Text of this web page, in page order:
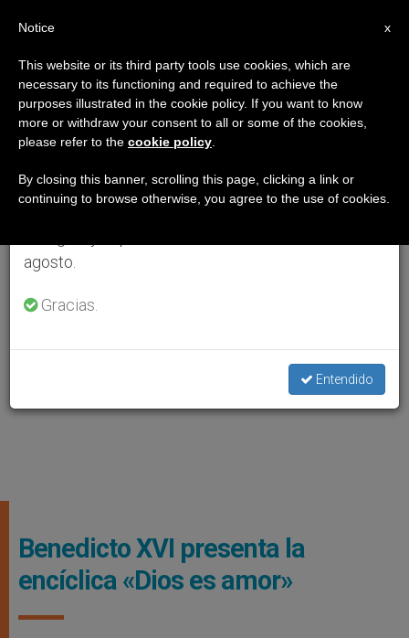
Benedicto XVI presenta la
encíclica «Dios es amor»
×
Aviso importante
Del 27 de julio al 7 de agosto haremos la pausa
anual, aprovechando que en el periodo de verano
se generan menos informaciones y también el
agosto.
Gracias.
Entendido
x
Notice
This website or its third party tools use cookies, which are
necessary to its functioning and required to achieve the
purposes illustrated in the cookie policy. If you want to know
more or withdraw your consent to all or some of the cookies,
please refer to the cookie policy
By closing this banner, scrolling this page, clicking a link or
continuing to browse otherwise, you agree to the use of cookies.